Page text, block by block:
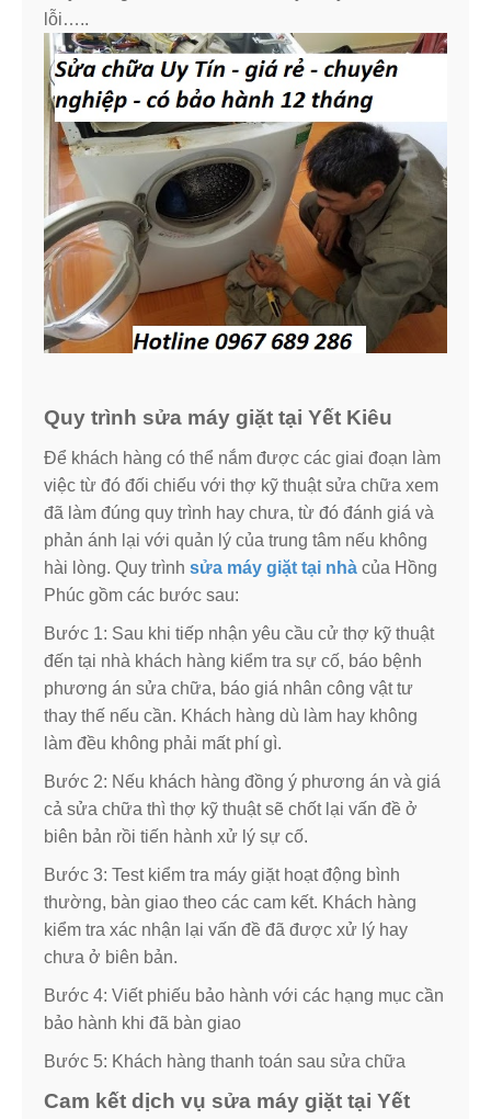
lỗi…..
Quy trình sửa máy giặt tại Yết Kiêu
Để khách hàng có thể nắm được các giai đoạn làm
việc từ đó đối chiếu với thợ kỹ thuật sửa chữa xem
đã làm đúng quy trình hay chưa, từ đó đánh giá và
phản ánh lại với quản lý của trung tâm nếu không
hài lòng. Quy trình sửa máy giặt tại nhà của Hồng
Phúc gồm các bước sau:
Bước 1: Sau khi tiếp nhận yêu cầu cử thợ kỹ thuật
đến tại nhà khách hàng kiểm tra sự cố, báo bệnh
phương án sửa chữa, báo giá nhân công vật tư
thay thế nếu cần. Khách hàng dù làm hay không
làm đều không phải mất phí gì.
Bước 2: Nếu khách hàng đồng ý phương án và giá
cả sửa chữa thì thợ kỹ thuật sẽ chốt lại vấn đề ở
biên bản rồi tiến hành xử lý sự cố.
Bước 3: Test kiểm tra máy giặt hoạt động bình
thường, bàn giao theo các cam kết. Khách hàng
kiểm tra xác nhận lại vấn đề đã được xử lý hay
chưa ở biên bản.
Bước 4: Viết phiếu bảo hành với các hạng mục cần
bảo hành khi đã bàn giao
Bước 5: Khách hàng thanh toán sau sửa chữa
Cam kết dịch vụ sửa máy giặt tại Yết